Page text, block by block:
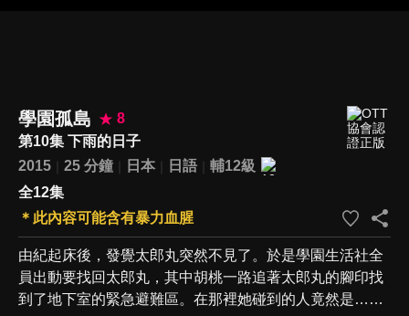
學園孤島
8
第10集 下雨的日子
2015
25 分鐘 日本 日語
輔12級
全12集
＊此內容可能含有暴力血腥
由紀起床後，發覺太郎丸突然不見了。於是學園生活社全
員出動要找回太郎丸，其中胡桃一路追著太郎丸的腳印找
到了地下室的緊急避難區。在那裡她碰到的人竟然是……